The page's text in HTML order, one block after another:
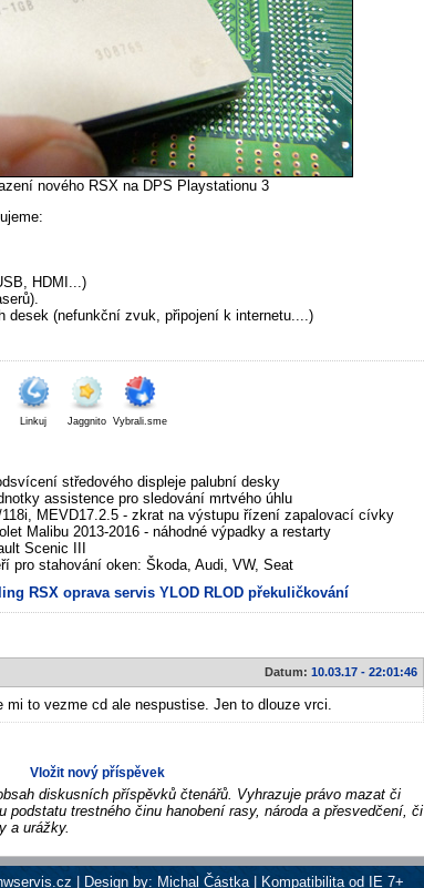
nového RSX na DPS Playstationu 3
HDMI...)
desek (nefunkční zvuk, připojení k internetu....)
Linkuj Jaggnito Vybrali.sme
středového displeje palubní desky
assistence pro sledování mrtvého úhlu
MEVD17.2.5 - zkrat na výstupu řízení zapalovací cívky
Malibu 2013-2016 - náhodné výpadky a restarty
Scenic III
pro stahování oken: Škoda, Audi, VW, Seat
RSX oprava servis YLOD RLOD překuličkování
Datum: 10.03.17 - 22:01:46
mi to vezme cd ale nespustise. Jen to dlouze vrci.
Vložit nový příspěvek
diskusních příspěvků čtenářů. Vyhrazuje právo mazat či
trestného činu hanobení rasy, národa a přesvedčení, či
a urážky.
| Design by: Michal Částka | Kompatibilita od IE 7+